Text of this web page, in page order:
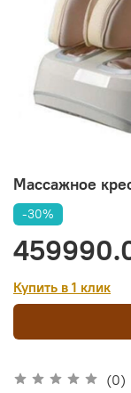
Массажное
(0)
-30%
Купить в 1 клик